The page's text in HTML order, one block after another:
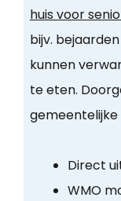
huis voor
bijv.
kunnen
te eten.
Direct
WMO